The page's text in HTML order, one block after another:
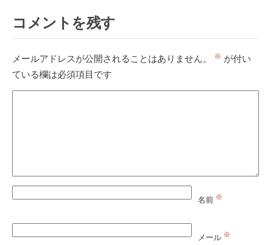
コメントを残す
メールアドレスが公開されることはありません。 ※ が付い
ている欄は必須項目です
名前 ※
メール ※